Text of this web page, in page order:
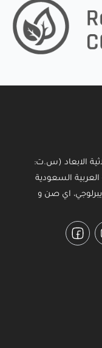
الابعاد (س.ت:
العربية السعودية
اي صن و
Facebook